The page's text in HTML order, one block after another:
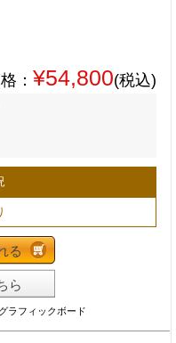
： ¥54,800(税込)
る
ら
フィックボード